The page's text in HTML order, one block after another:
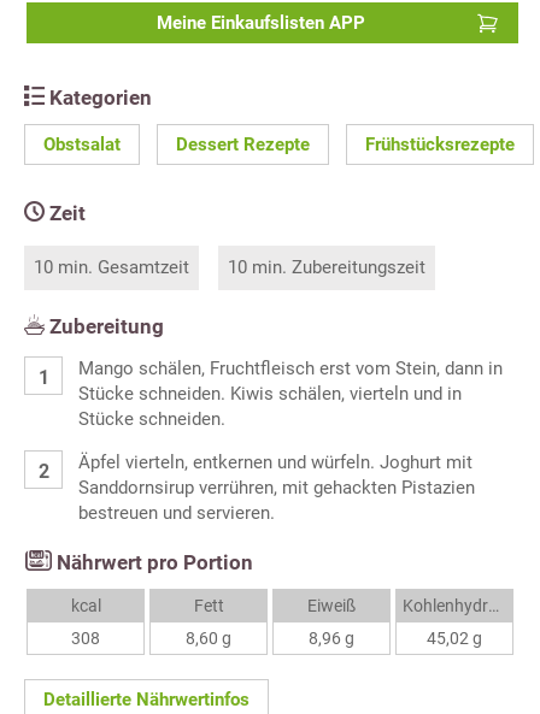
Meine Einkaufslisten APP
Kategorien
Obstsalat Dessert Rezepte Frühstücksrezepte
Zeit
10 min. Gesamtzeit 10 min. Zubereitungszeit
Zubereitung
Mango schälen, Fruchtfleisch erst vom Stein, dann in
Stücke schneiden. Kiwis schälen, vierteln und in
Stücke schneiden.
Äpfel vierteln, entkernen und würfeln. Joghurt mit
Sanddornsirup verrühren, mit gehackten Pistazien
bestreuen und servieren.
Nährwert pro Portion
kcal
308
Fett
8,60 g
Eiweiß
8,96 g
Kohlenhydrate
45,02 g
Detaillierte Nährwertinfos